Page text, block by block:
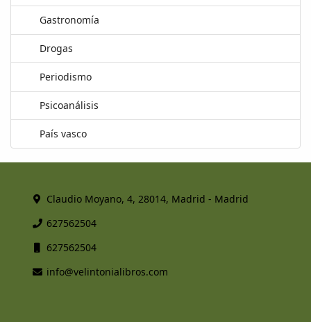
Gastronomía
Drogas
Periodismo
Psicoanálisis
País vasco
Claudio Moyano, 4, 28014, Madrid - Madrid
627562504
627562504
info@velintonialibros.com